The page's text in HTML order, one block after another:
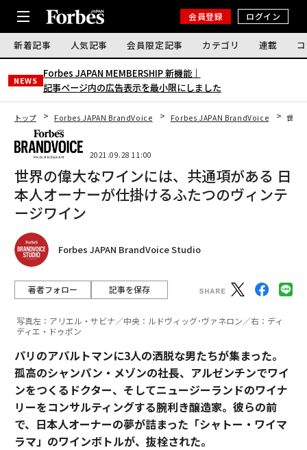
会員登録 ログイン
新着記事 人気記事 会員限定記事 カテゴリ 連載
NEWS
Forbes JAPAN MEMBERSHIP 新機能｜
記事ページ内の広告表示を最小限にしました
トップ Forbes JAPAN BrandVoice Forbes JAPAN BrandVoice 世界
2021.09.28 11:00
世界の偉大なワインには、共通項がある 日
本人オーナーが仕掛けるふたつのヴィンテ
ージワイン
Forbes JAPAN BrandVoice Studio
著者フォロー 記事を保存
写真左：アリエル・サビナ／中央：ルドヴィッグ･ヴァネロン／右：ディ
ディエ・ドゥポン
パリのアパルトマンに3人の洒脱な男たちが集まった。
孤高のシャンパン・メゾンの社長、アルゼンチンでワイ
ンをつくるドクター、そしてニュージーランドのワイナ
リーをコンサルティングする腕利き醸造家。彼らの前
で、日本人オーナーの夢が詰まった「シャトー・ワイマ
ラマ」のワインボトルが、抜栓された。